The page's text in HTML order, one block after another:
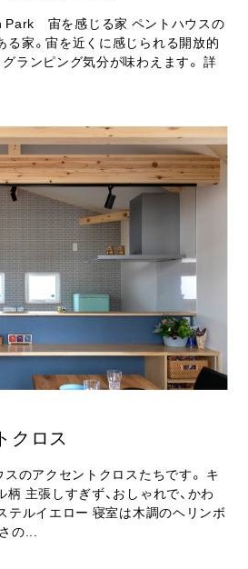
宙を感じる家 ペントハウスの
る家。宙を近くに感じられる開放的
ランピング気分が味わえます。 詳
クロス
のアクセントクロスたちです。 キ
主張しすぎず、おしゃれで、かわ
テルイエロー 寝室は木調のヘリンボ
の...